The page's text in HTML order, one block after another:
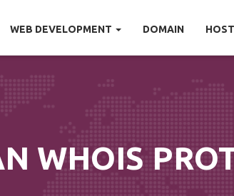
WEB DEVELOPMENT DOMAIN
WHOIS